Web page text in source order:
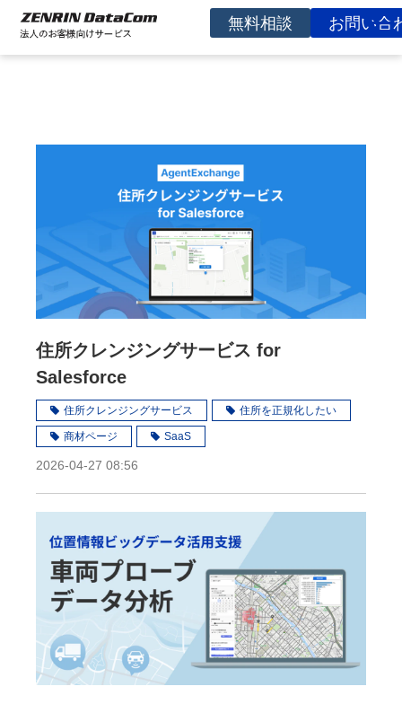
無料相談 お問い合
コラム
イベント
よくあるご質問
企業情報
住所クレンジングサービス for
Salesforce
住所クレンジングサービス 住所を正規化したい
商材ページ SaaS
2026-04-27 08:56